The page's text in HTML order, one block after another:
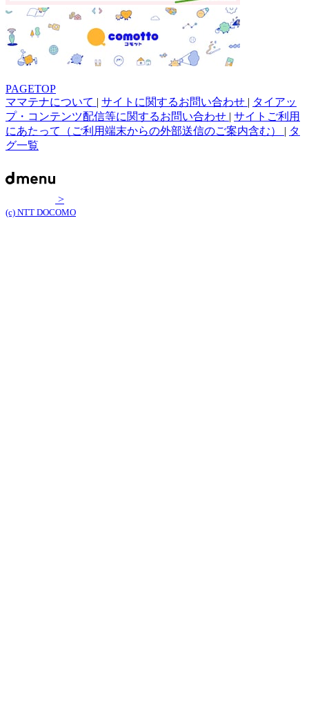
PAGETOP
ママテナについて | サイトに関するお問い合わせ | タイアッ
プ・コンテンツ配信等に関するお問い合わせ | サイトご利用
にあたって（ご利用端末からの外部送信のご案内含む） | タ
グ一覧
>
(c) NTT DOCOMO